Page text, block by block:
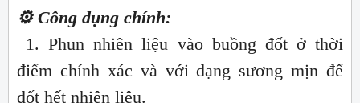
⚙️ Công dụng chính:
1. Phun nhiên liệu vào buồng đốt ở thời
điểm chính xác và với dạng sương mịn để
đốt hết nhiên liệu.